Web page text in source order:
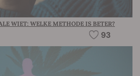
WIET: WELKE METHODE IS BETER?
93